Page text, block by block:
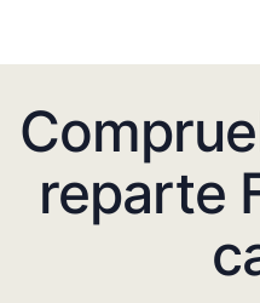
reparte